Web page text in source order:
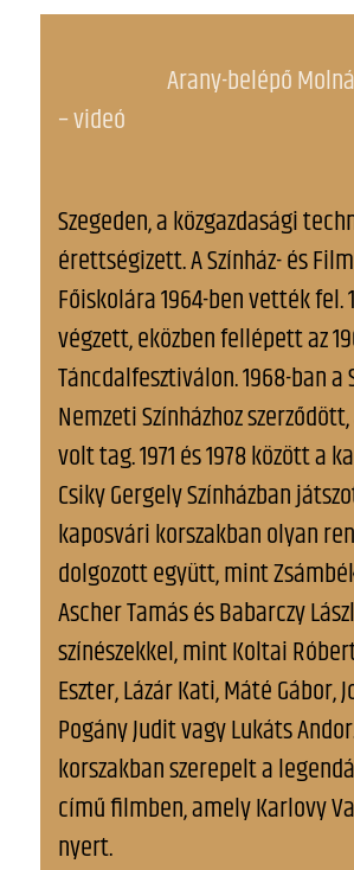
Arany-belépő
– videó
Szegeden, a közgazdasági
érettségizett. A Színház- és
Főiskolára 1964-ben vették fel.
végzett, eközben fellépett az
Táncdalfesztiválon. 1968-ban a
Nemzeti Színházhoz
volt tag. 1971 és 1978 között a
Csiky Gergely Színházban
kaposvári korszakban olyan
dolgozott együtt, mint
Ascher Tamás és Babarczy
színészekkel, mint Koltai
Eszter, Lázár Kati, Máté Gábor,
Pogány Judit vagy Lukáts
korszakban szerepelt a
című filmben, amely Karlovy
nyert.